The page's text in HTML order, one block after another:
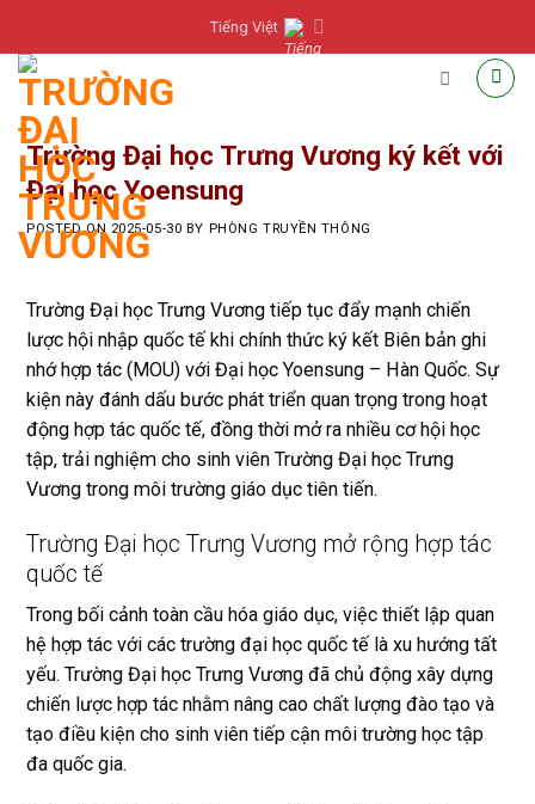
content
Tiếng Việt
Trường Đại học Trưng Vương ký kết với
Đại học Yoensung
POSTED ON 2025-05-30 BY PHÒNG TRUYỀN THÔNG
Trường Đại học Trưng Vương tiếp tục đẩy mạnh chiến
lược hội nhập quốc tế khi chính thức ký kết Biên bản ghi
nhớ hợp tác (MOU) với Đại học Yoensung – Hàn Quốc. Sự
kiện này đánh dấu bước phát triển quan trọng trong hoạt
động hợp tác quốc tế, đồng thời mở ra nhiều cơ hội học
tập, trải nghiệm cho sinh viên Trường Đại học Trưng
Vương trong môi trường giáo dục tiên tiến.
Trường Đại học Trưng Vương mở rộng hợp tác
quốc tế
Trong bối cảnh toàn cầu hóa giáo dục, việc thiết lập quan
hệ hợp tác với các trường đại học quốc tế là xu hướng tất
yếu. Trường Đại học Trưng Vương đã chủ động xây dựng
chiến lược hợp tác nhằm nâng cao chất lượng đào tạo và
tạo điều kiện cho sinh viên tiếp cận môi trường học tập
đa quốc gia.